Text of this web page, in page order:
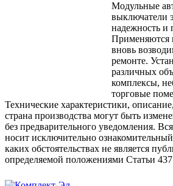
Модульные
выключатели
надежность и
Применяются
вновь
ремонте.
различных
комплексы,
торговые
Технические характеристики,
страна производства могут быть
без предварительного уведомления.
носит исключительно
каких обстоятельствах не является
определяемой положениями Статьи